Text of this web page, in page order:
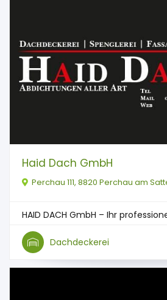
Haid Dach GmbH
Perchau 111, 8820 Perchau am
HAID DACH GmbH – Ihr
Dachdeckerei